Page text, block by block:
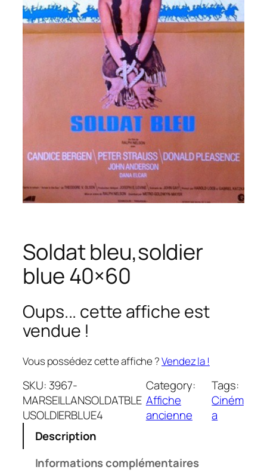
Soldat bleu,soldier
blue 40×60
Oups... cette affiche est
vendue !
Vous possédez cette affiche ?Vendez la !
SKU: 3967-
MARSEILLANSOLDATBLE
USOLDIERBLUE4
Category:
Affiche
ancienne
Tags:
Ciném
a
Description
Informations complémentaires